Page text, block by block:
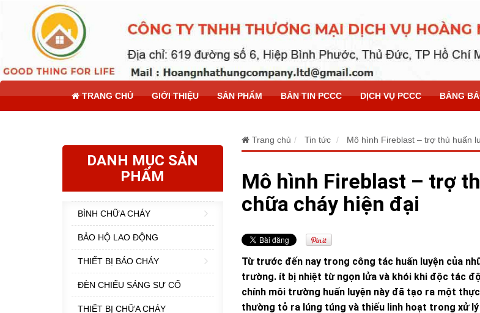
TRANG CHỦ GIỚI THIỆU SẢN PHẨM BẢN TIN PCCC DỊCH VỤ PCCC BẢNG
Trang chủ Tin tức Mô hình Fireblast – trợ thủ huấn
Mô hình Fireblast – trợ
chữa cháy hiện đại
Từ trước đến nay trong công tác huấn luyện của
trường. ít bị nhiệt từ ngọn lửa và khói khi độc tác
chính môi trường huấn luyện này đã tạo ra một
thường tỏ ra lúng túng và thiếu linh hoạt trong xử
DANH MỤC SẢN
PHẨM
BÌNH CHỮA CHÁY
BẢO HỘ LAO ĐỘNG
THIẾT BỊ BÁO CHÁY
ĐÈN CHIẾU SÁNG SỰ CỐ
THIẾT BỊ CHỮA CHÁY